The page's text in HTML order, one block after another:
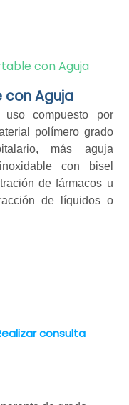
con Aguja
con Aguja
compuesto por
polímero grado
más aguja
con bisel
de fármacos u
de líquidos o
consulta